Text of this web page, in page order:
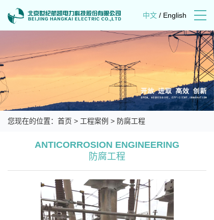
中文 / English
您现在的位置： 首页 > 工程案例 > 防腐工程
ANTICORROSION ENGINEERING
防腐工程